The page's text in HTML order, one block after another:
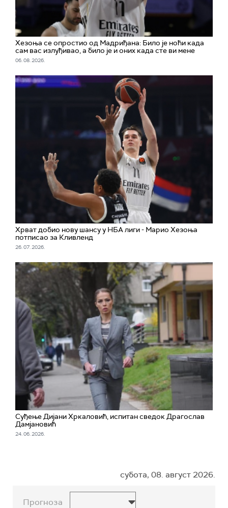
Хезоња се опростио од Мадриђана: Било је ноћи када
сам вас излуђивао, а било је и оних када сте ви мене
06. 08. 2026.
Хрват добио нову шансу у НБА лиги - Марио Хезоња
потписао за Кливленд
26. 07. 2026.
Суђење Дијани Хркаловић, испитан сведок Драгослав
Дамјановић
24. 06. 2026.
субота, 08. август 2026.
Прогноза